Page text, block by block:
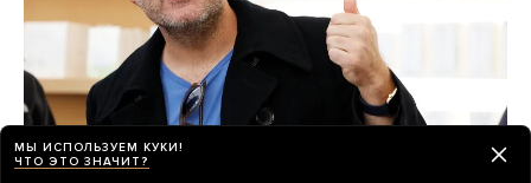
МЫ ИСПОЛЬЗУЕМ КУКИ!
ЧТО ЭТО ЗНАЧИТ?